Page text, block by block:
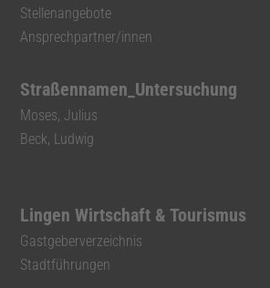
Stellenangebote
Ansprechpartner/innen
Straßennamen_Untersuchung
Moses, Julius
Beck, Ludwig
Lingen Wirtschaft & Tourismus
Gastgeberverzeichnis
Stadtführungen